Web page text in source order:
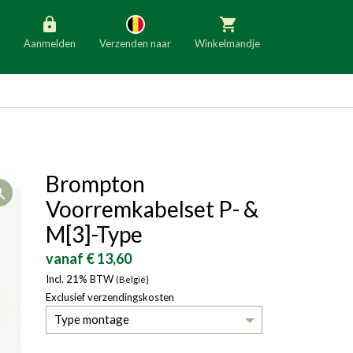
Aanmelden Verzenden naar
Slovenië
Denemarken
Bulgarije
Winkelmandje
Open
Brompton
Voorremkabelset P- &
M[3]-Type
vanaf € 13,60
Incl. 21% BTW (België}
Exclusief verzendingskosten
Type montage